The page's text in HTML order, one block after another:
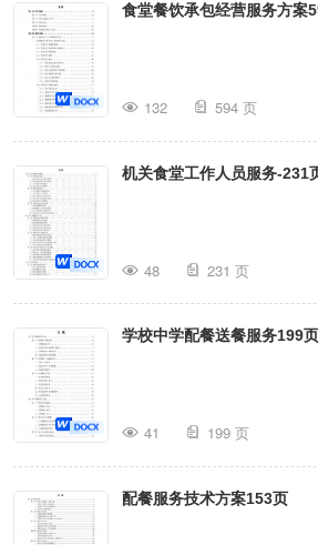
食堂餐饮承包经营服务方案
132 594 页
机关食堂工作人员服务-231
48 231 页
学校中学配餐送餐服务199页
41 199 页
配餐服务技术方案153页